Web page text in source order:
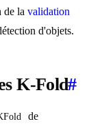
de la validation
d'objets.
K-Fold#
de